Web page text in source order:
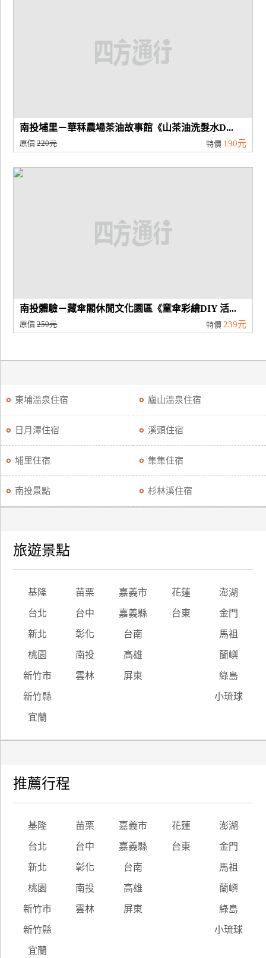
南投埔里－華秝農場茶油故事館《山茶油洗髮水D...
原價220元 特價 190元
南投體驗－藏傘閣休閒文化園區《童傘彩繪DIY 活...
原價250元 特價 239元
東埔溫泉住宿 廬山溫泉住宿
日月潭住宿 溪頭住宿
埔里住宿 集集住宿
南投景點 杉林溪住宿
旅遊景點
基隆 苗栗 嘉義市 花蓮 澎湖
台北 台中 嘉義縣 台東 金門
新北 彰化 台南 馬祖
桃園 南投 高雄 蘭嶼
新竹市 雲林 屏東 綠島
新竹縣 小琉球
宜蘭
推薦行程
基隆 苗栗 嘉義市 花蓮 澎湖
台北 台中 嘉義縣 台東 金門
新北 彰化 台南 馬祖
桃園 南投 高雄 蘭嶼
新竹市 雲林 屏東 綠島
新竹縣 小琉球
宜蘭